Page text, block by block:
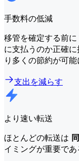
手数料の低減
移管を確定する前に
に支払うのか正確
り多くの節約が可能
支出を減らす
より速い転送
ほとんどの転送は
イミングが重要であ